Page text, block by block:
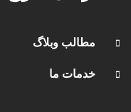
مطالب وبلاگ
خدمات ما